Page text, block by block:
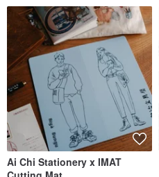
Ai Chi Stationery x IMAT